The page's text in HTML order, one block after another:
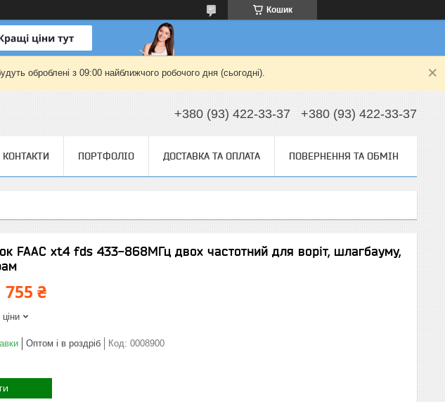
Кошик
оброблені з 09:00 найближчого робочого дня (сьогодні).
+380 (93) 422-33-37 +380 (93) 422-33-37
КОНТАКТИ ПОРТФОЛІО ДОСТАВКА ТА ОПЛАТА ПОВЕРНЕННЯ ТА ОБМІН
FAAC xt4 fds 433-868МГц двох частотний для воріт, шлагбауму,
755 ₴
Оптом і в роздріб Код: 0008900